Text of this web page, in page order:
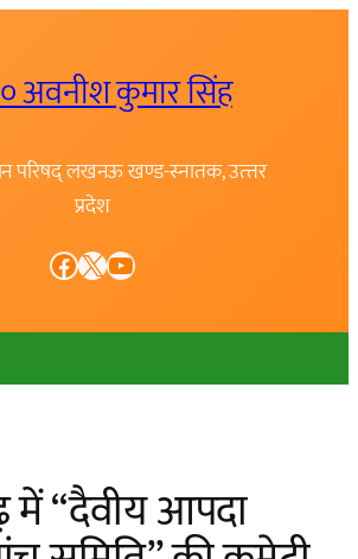
अवनीश कुमार सिंह
परिषद् लखनऊ खण्ड-स्नातक, उत्त्तर
प्रदेश
Facebook X YouTube
“दैवीय आपदा